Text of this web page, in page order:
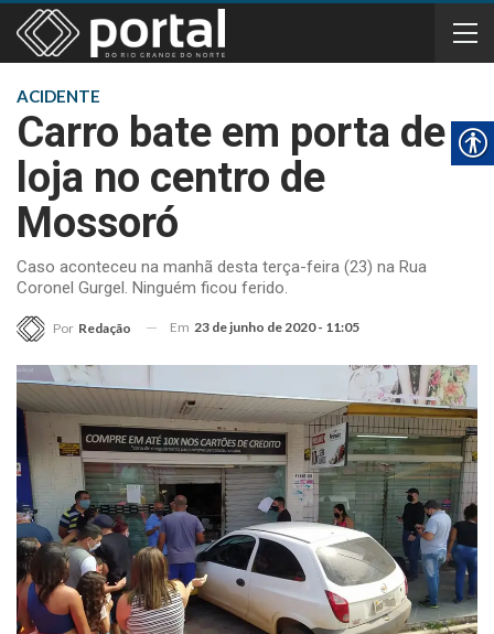
ACIDENTE
Carro bate em porta de
loja no centro de
Mossoró
Caso aconteceu na manhã desta terça-feira (23) na Rua
Coronel Gurgel. Ninguém ficou ferido.
Por Redação Em 23 de junho de 2020 - 11:05